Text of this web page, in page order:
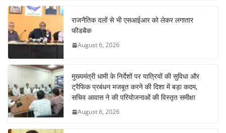
राजनैतिक दलों से भी एसआईआर को लेकर लगातार
फीडबैक
August 6, 2026
मुख्यमंत्री धामी के निर्देशों पर यात्रियों की सुविधा और
ट्रैफिक प्रबंधन मजबूत करने की दिशा में बड़ा कदम,
सचिव आवास ने की परियोजनाओं की विस्तृत समीक्षा
August 6, 2026